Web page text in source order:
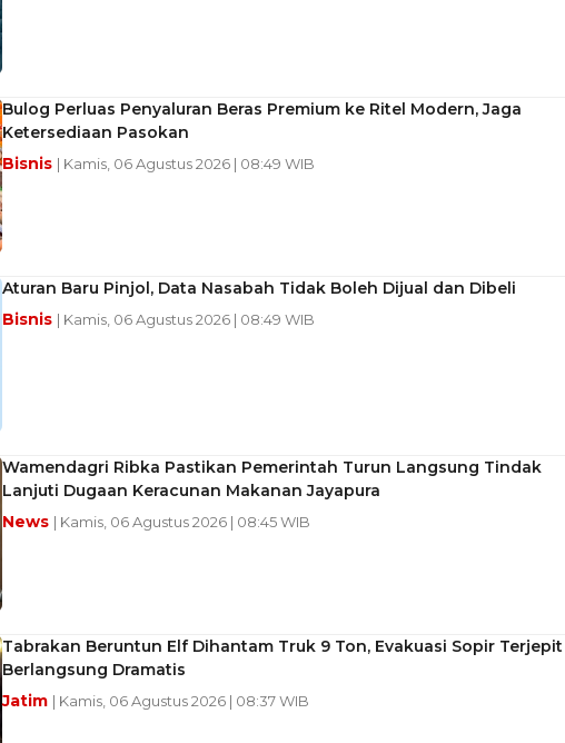
Bulog Perluas Penyaluran Beras Premium ke Ritel Modern, Jaga
Ketersediaan Pasokan
Bisnis | Kamis, 06 Agustus 2026 | 08:49 WIB
Aturan Baru Pinjol, Data Nasabah Tidak Boleh Dijual dan Dibeli
Bisnis | Kamis, 06 Agustus 2026 | 08:49 WIB
Wamendagri Ribka Pastikan Pemerintah Turun Langsung Tindak
Lanjuti Dugaan Keracunan Makanan Jayapura
News | Kamis, 06 Agustus 2026 | 08:45 WIB
Tabrakan Beruntun Elf Dihantam Truk 9 Ton, Evakuasi Sopir Terjepit
Berlangsung Dramatis
Jatim | Kamis, 06 Agustus 2026 | 08:37 WIB